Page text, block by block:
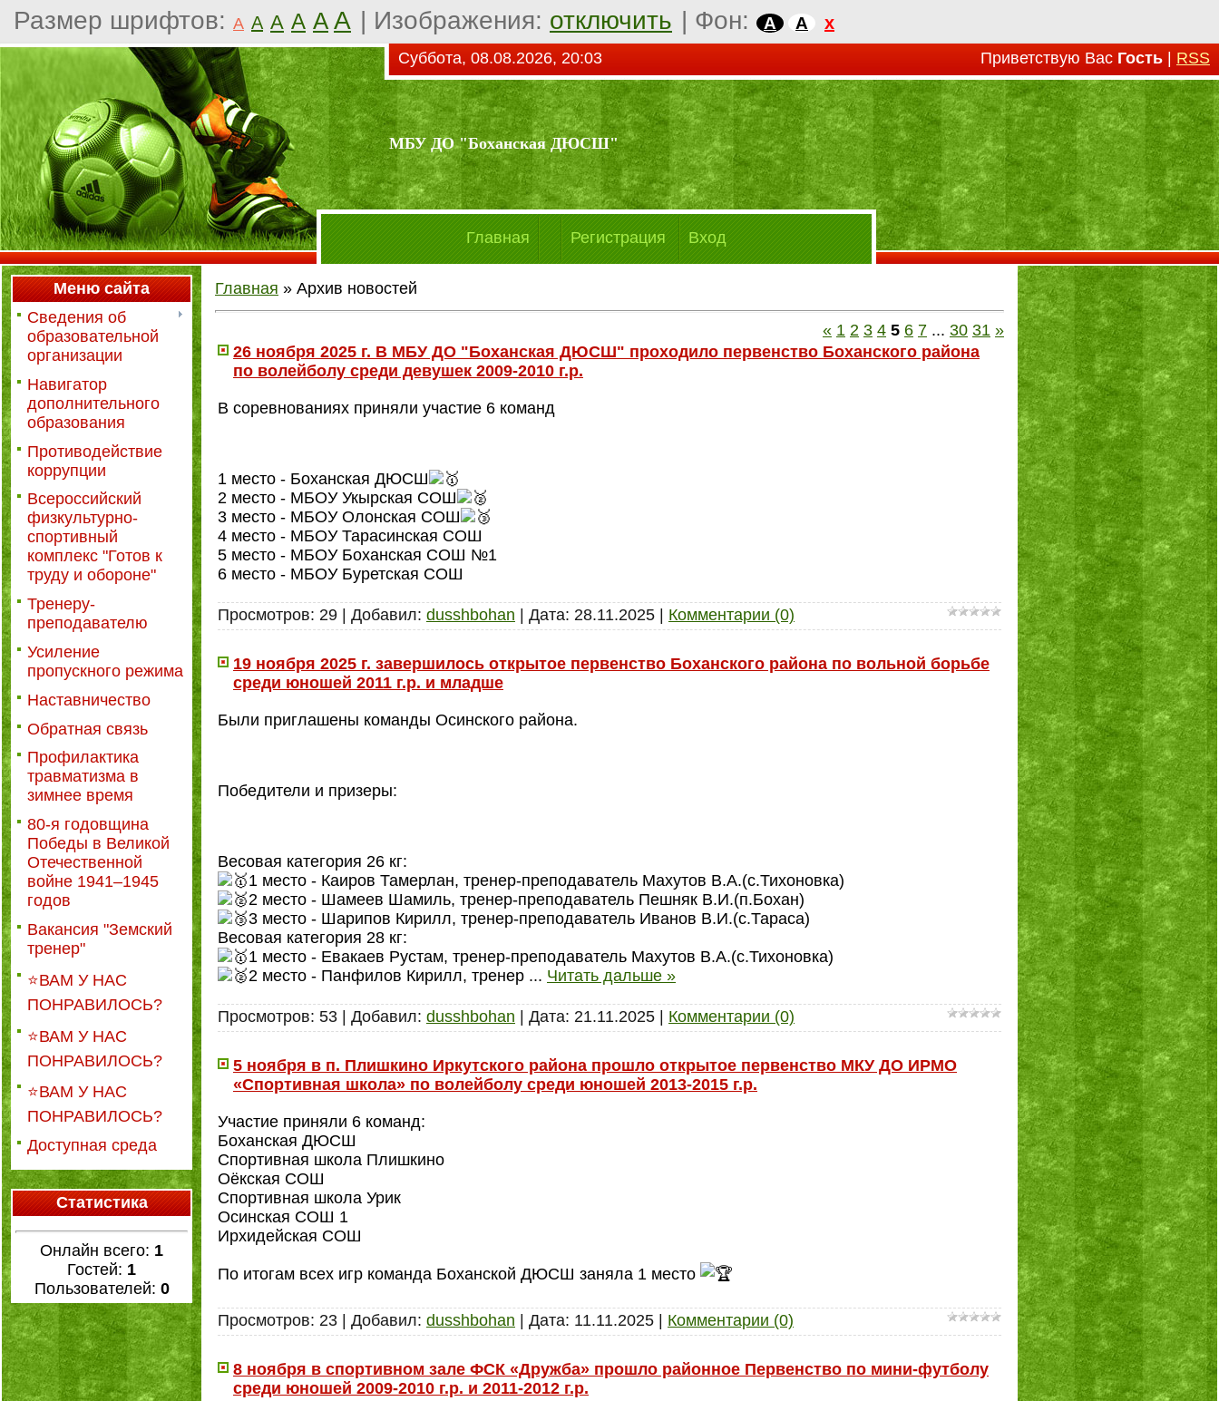
Размер шрифтов: A A A A A A | Изображения: отключить | Фон: A A x
Суббота, 08.08.2026, 20:03 Приветствую Вас Гость RSS
МБУ ДО "Боханская ДЮСШ"
Главная Регистрация Вход
Меню сайта
Сведения об
образовательной
организации
Навигатор
дополнительного
образования
Противодействие
коррупции
Всероссийский
физкультурно-
спортивный
комплекс "Готов к
труду и обороне"
Тренеру-
преподавателю
Усиление
пропускного режима
Наставничество
Обратная связь
Профилактика
травматизма в
зимнее время
80-я годовщина
Победы в Великой
Отечественной
войне 1941–1945
годов
Вакансия "Земский
тренер"
⭐ВАМ У НАС
ПОНРАВИЛОСЬ?
⭐ВАМ У НАС
ПОНРАВИЛОСЬ?
⭐ВАМ У НАС
ПОНРАВИЛОСЬ?
Доступная среда
Статистика
Онлайн всего: 1
Гостей: 1
Пользователей: 0
Главная » Архив новостей
« 1 2 3 4 5 6 7 ... 30 31 »
26 ноября 2025 г. В МБУ ДО "Боханская ДЮСШ" проходило первенство Боханского района
по волейболу среди девушек 2009-2010 г.р.
В соревнованиях приняли участие 6 команд
1 место - Боханская ДЮСШ
2 место - МБОУ Укырская СОШ
3 место - МБОУ Олонская СОШ
4 место - МБОУ Тарасинская СОШ
5 место - МБОУ Боханская СОШ №1
6 место - МБОУ Буретская СОШ
Просмотров: 29 Добавил: dusshbohan Дата: 28.11.2025 Комментарии (0)
19 ноября 2025 г. завершилось открытое первенство Боханского района по вольной борьбе
среди юношей 2011 г.р. и младше
Были приглашены команды Осинского района.
Победители и призеры:
Весовая категория 26 кг:
1 место - Каиров Тамерлан, тренер-преподаватель Махутов В.А.(с.Тихоновка)
2 место - Шамеев Шамиль, тренер-преподаватель Пешняк В.И.(п.Бохан)
3 место - Шарипов Кирилл, тренер-преподаватель Иванов В.И.(с.Тараса)
Весовая категория 28 кг:
1 место - Евакаев Рустам, тренер-преподаватель Махутов В.А.(с.Тихоновка)
2 место - Панфилов Кирилл, тренер ... Читать дальше »
Просмотров: 53 Добавил: dusshbohan Дата: 21.11.2025 Комментарии (0)
5 ноября в п. Плишкино Иркутского района прошло открытое первенство МКУ ДО ИРМО
«Спортивная школа» по волейболу среди юношей 2013-2015 г.р.
Участие приняли 6 команд:
Боханская ДЮСШ
Спортивная школа Плишкино
Оёкская СОШ
Спортивная школа Урик
Осинская СОШ 1
Ирхидейская СОШ
По итогам всех игр команда Боханской ДЮСШ заняла 1 место
Просмотров: 23 Добавил: dusshbohan Дата: 11.11.2025 Комментарии (0)
8 ноября в спортивном зале ФСК «Дружба» прошло районное Первенство по мини-футболу
среди юношей 2009-2010 г.р. и 2011-2012 г.р.